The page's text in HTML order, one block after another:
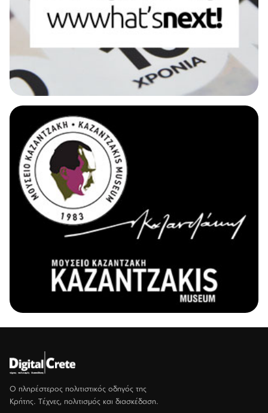
Ο πληρέστερος πολιτιστικός οδηγός της
Κρήτης. Τέχνες, πολιτισμός και διασκέδαση.